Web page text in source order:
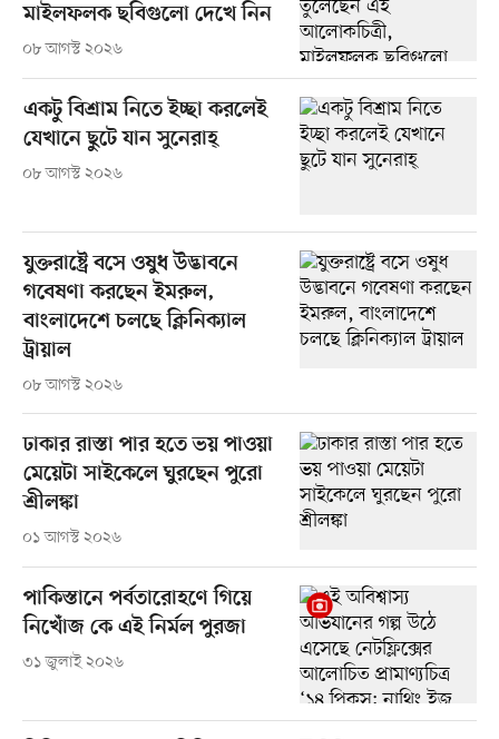
মাইলফলক ছবিগুলো দেখে নিন
০৮ আগস্ট ২০২৬
একটু বিশ্রাম নিতে ইচ্ছা করলেই
যেখানে ছুটে যান সুনেরাহ্
০৮ আগস্ট ২০২৬
যুক্তরাষ্ট্রে বসে ওষুধ উদ্ভাবনে
গবেষণা করছেন ইমরুল,
বাংলাদেশে চলছে ক্লিনিক্যাল
ট্রায়াল
০৮ আগস্ট ২০২৬
ঢাকার রাস্তা পার হতে ভয় পাওয়া
মেয়েটা সাইকেলে ঘুরছেন পুরো
শ্রীলঙ্কা
০১ আগস্ট ২০২৬
পাকিস্তানে পর্বতারোহণে গিয়ে
নিখোঁজ কে এই নির্মল পুরজা
৩১ জুলাই ২০২৬